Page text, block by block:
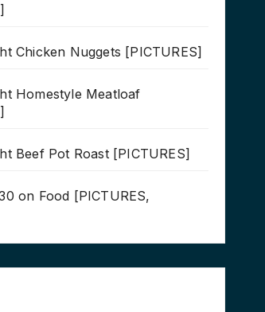
Chicken Nuggets [PICTURES]
Homestyle Meatloaf
Beef Pot Roast [PICTURES]
on Food [PICTURES,